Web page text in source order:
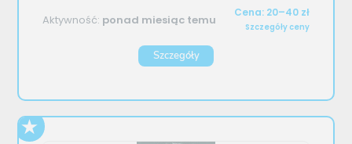
Aktywność: ponad miesiąc temu Cena: 20–40 zł
Szczegóły ceny
Szczegóły